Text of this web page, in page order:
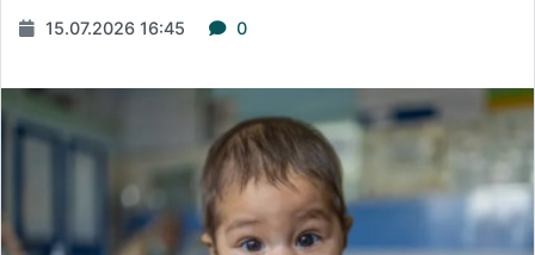
15.07.2026 16:45 0